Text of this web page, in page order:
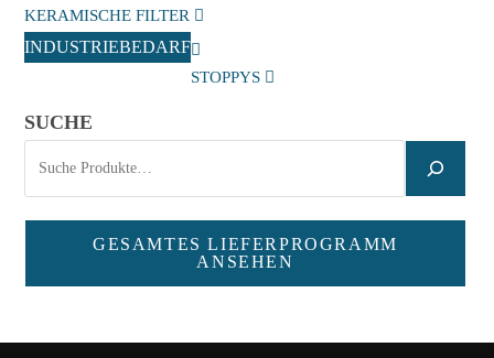
KERAMISCHE FILTER
INDUSTRIEBEDARF
STOPPYS
SUCHE
GESAMTES LIEFERPROGRAMM
ANSEHEN